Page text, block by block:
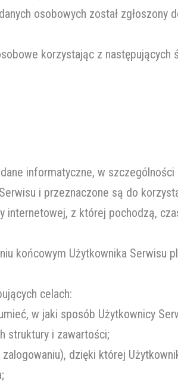
osobowych został zgłoszony
korzystając z
informatyczne, w
i przeznaczone są do
internetowej, z której pochodzą,
końcowym Użytkownika Serwisu
celach:
w jaki sposób Użytkownicy
struktury i zawartości;
dzięki której